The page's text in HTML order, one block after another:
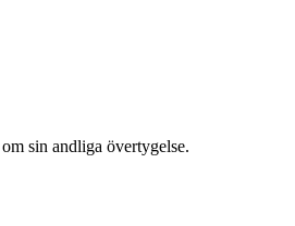
sin andliga övertygelse.